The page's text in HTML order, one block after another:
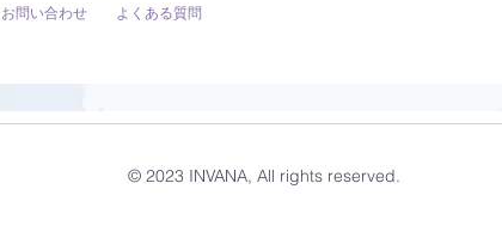
お問い合わせ
よくある質問
© 2023 INVANA, All rights reserved.